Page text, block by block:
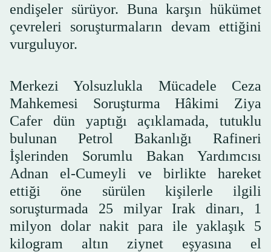
endişeler sürüyor. Buna karşın hükümet
çevreleri soruşturmaların devam ettiğini
vurguluyor.
Merkezi Yolsuzlukla Mücadele Ceza
Mahkemesi Soruşturma Hâkimi Ziya
Cafer dün yaptığı açıklamada, tutuklu
bulunan Petrol Bakanlığı Rafineri
İşlerinden Sorumlu Bakan Yardımcısı
Adnan el-Cumeyli ve birlikte hareket
ettiği öne sürülen kişilerle ilgili
soruşturmada 25 milyar Irak dinarı, 1
milyon dolar nakit para ile yaklaşık 5
kilogram altın ziynet eşyasına el